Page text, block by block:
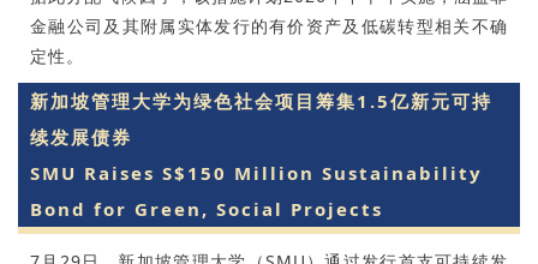
金融公司及其附属实体发行的有价资产及低碳转型相关不确
定性。
新加坡管理大学为绿色社会项目筹集1.5亿新元可持
续发展债券
SMU Raises S$150 Million Sustainability
Bond for Green, Social Projects